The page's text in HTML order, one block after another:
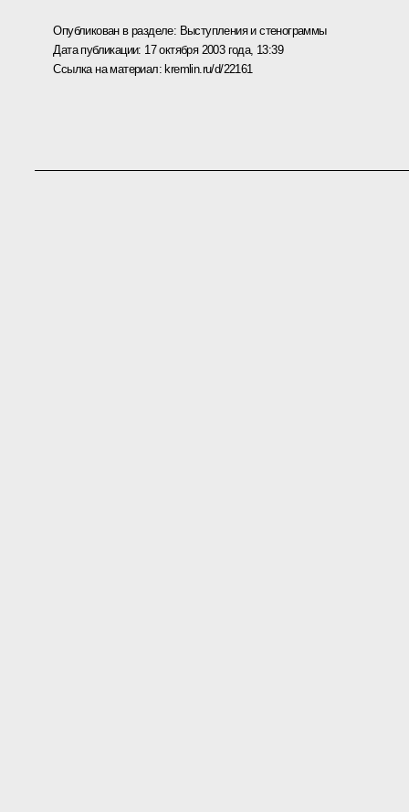
Опубликован в разделе: Выступления и стенограммы
Дата публикации: 17 октября 2003 года, 13:39
Ссылка на материал: kremlin.ru/d/22161